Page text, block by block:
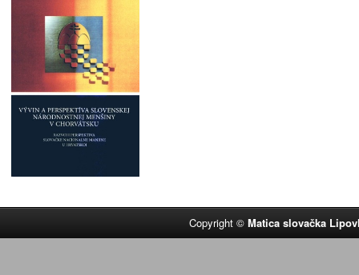
Copyright ©Matica slovačka